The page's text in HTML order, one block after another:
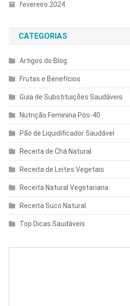
fevereiro 2024
CATEGORIAS
Artigos do Blog
Frutas e Benefícios
Guia de Substituições Saudáveis
Nutrição Feminina Pós-40
Pão de Liquidificador Saudável
Receita de Chá Natural
Receita de Leites Vegetais
Receita Natural Vegetariana
Receita Suco Natural
Top Dicas Saudáveis